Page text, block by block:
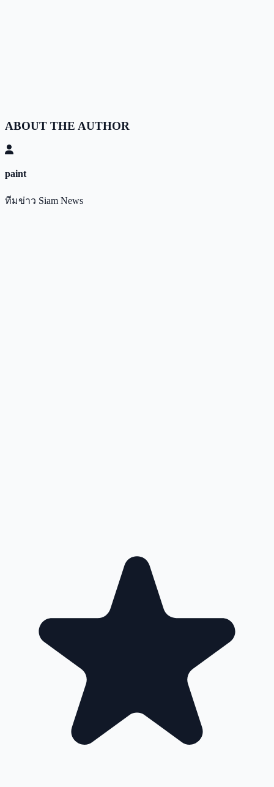
ABOUT THE AUTHOR
paint
ทีมข่าว Siam News